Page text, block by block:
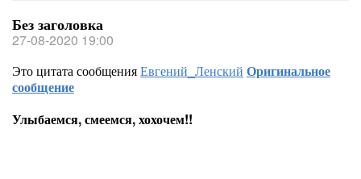
Без заголовка
27-08-2020 19:00
Это цитата сообщенияЕвгений_Ленский Оригинальное
сообщение
Улыбаемся, смеемся, хохочем!!